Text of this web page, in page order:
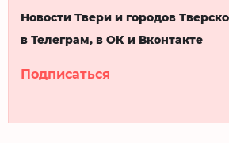
Новости Твери и городов
в Телеграм, в ОК и Вконтакте
Подписаться